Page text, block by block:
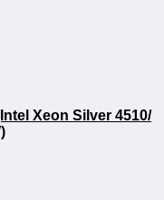
Xeon Silver 4510/